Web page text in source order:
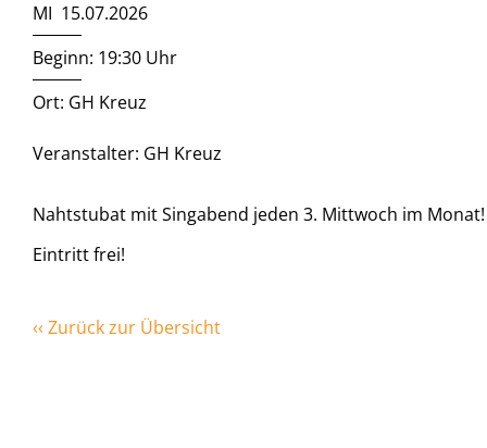
MI 15.07.2026
Beginn: 19:30 Uhr
Ort: GH Kreuz
Veranstalter: GH Kreuz
Nahtstubat mit Singabend jeden 3. Mittwoch im Monat!
Eintritt frei!
‹‹ Zurück zur Übersicht